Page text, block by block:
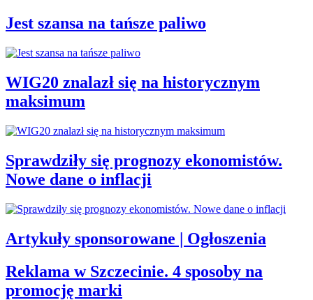
Jest szansa na tańsze paliwo
WIG20 znalazł się na historycznym
maksimum
Sprawdziły się prognozy ekonomistów.
Nowe dane o inflacji
Artykuły sponsorowane | Ogłoszenia
Reklama w Szczecinie. 4 sposoby na
promocję marki